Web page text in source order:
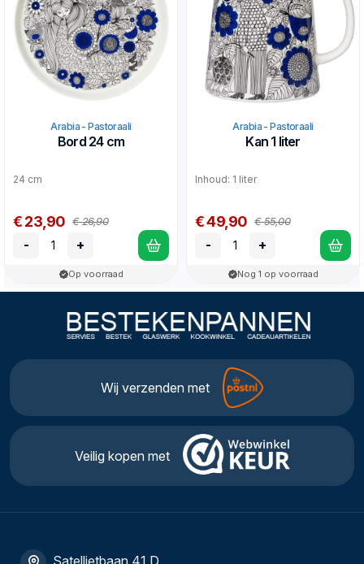
Arabia - Pastoraali
Bord 24 cm
24 cm
€ 23,90 € 26,90
- +
Op voorraad
Arabia - Pastoraali
Kan 1 liter
Inhoud: 1 liter
€ 49,90 € 55,00
- +
Nog 1 op voorraad
Wij verzenden met
Veilig kopen met
Satellietbaan 41 D